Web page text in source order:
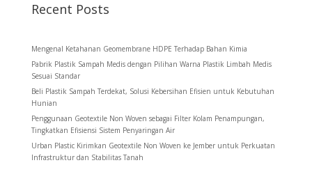
Recent Posts
Mengenal Ketahanan Geomembrane HDPE Terhadap Bahan Kimia
Pabrik Plastik Sampah Medis dengan Pilihan Warna Plastik Limbah Medis
Sesuai Standar
Beli Plastik Sampah Terdekat, Solusi Kebersihan Efisien untuk Kebutuhan
Hunian
Penggunaan Geotextile Non Woven sebagai Filter Kolam Penampungan,
Tingkatkan Efisiensi Sistem Penyaringan Air
Urban Plastic Kirimkan Geotextile Non Woven ke Jember untuk Perkuatan
Infrastruktur dan Stabilitas Tanah